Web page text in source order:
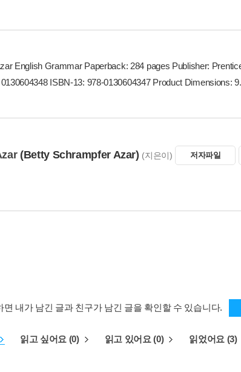
English Grammar Paperback: 284 pages Publisher:
ISBN-13: 978-0130604347 Product Dimensions:
(Betty Schrampfer Azar) (지은이) 저자파일
면 내가 남긴 글과 친구가 남긴 글을 확인할 수 있습니다.
읽고 싶어요 (0) 읽고 있어요 (0) 읽었어요 (3)